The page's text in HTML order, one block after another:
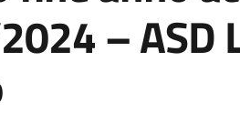
– ASD